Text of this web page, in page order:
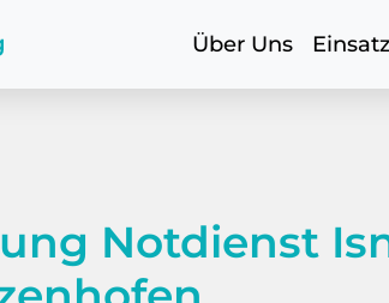
Über Uns
Notdienst